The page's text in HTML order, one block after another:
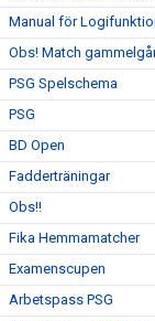
Manual för
Obs! Match
PSG Spelschema
PSG
BD Open
Fadderträningar
Obs!!
Fika Hemmamatcher
Examenscupen
Arbetspass PSG